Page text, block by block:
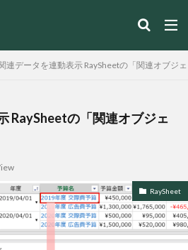
連データを連動表示 RaySheetの「関連オブジ
RaySheetの「関連オブジェ
RaySheet